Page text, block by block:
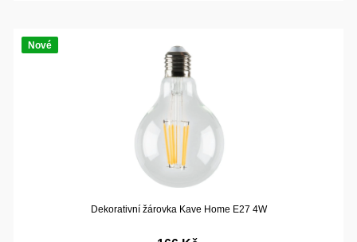
Nové
Dekorativní žárovka Kave Home E27 4W